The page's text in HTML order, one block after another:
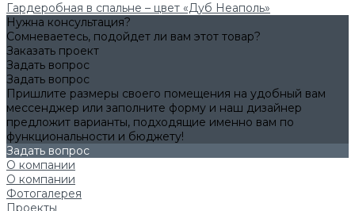
Гардеробная в спальне – цвет «Дуб Неаполь»
Нужна консультация?
Сомневаетесь, подойдет ли вам этот товар?
Заказать проект
Задать вопрос
Задать вопрос
Пришлите размеры своего помещения на удобный вам
мессенджер или заполните форму и наш дизайнер
предложит варианты, подходящие именно вам по
функциональности и бюджету!
Задать вопрос
О компании
О компании
Фотогалерея
Проекты